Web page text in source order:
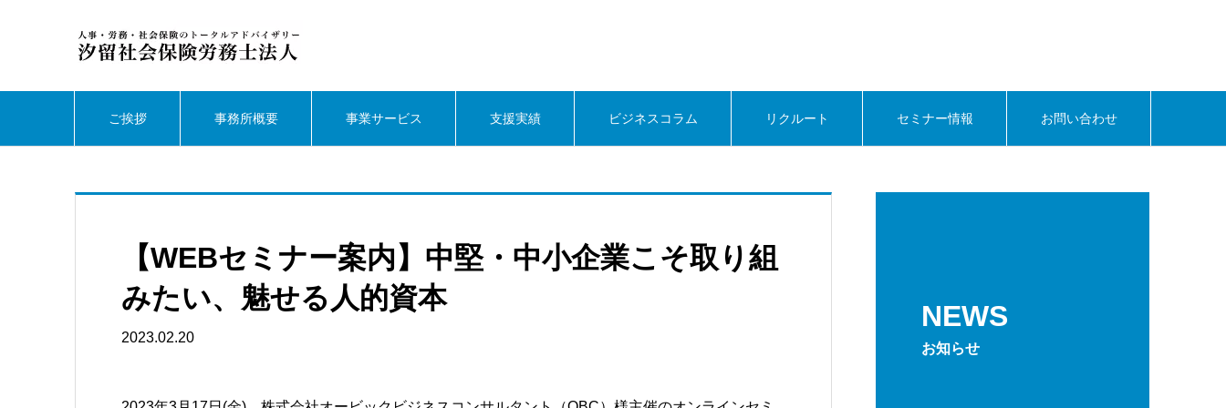
ご挨拶 事務所概要 事業サービス 支援実績 ビジネスコラム リクルート セミナー情報 お問い合わせ
NEWS
お知らせ
【WEBセミナー案内】中堅・中小企業こそ取り組
みたい、魅せる人的資本
2023.02.20